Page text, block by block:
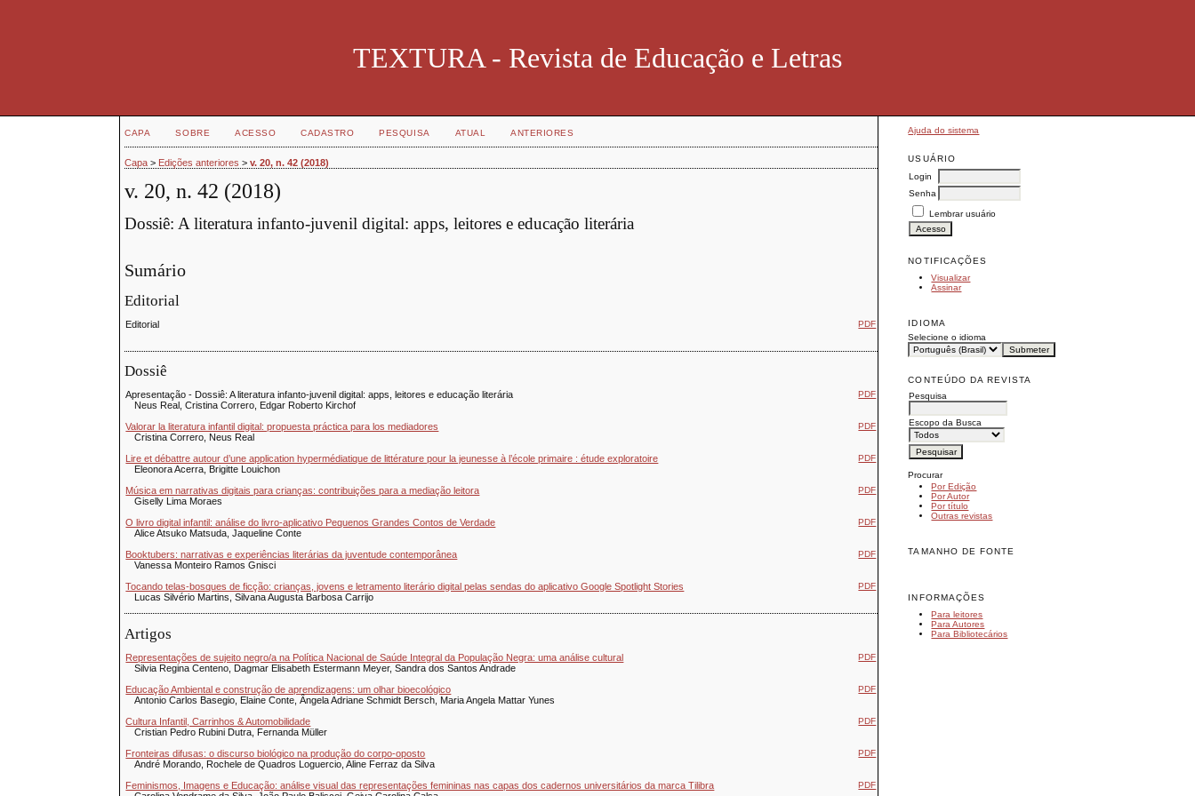
TEXTURA - Revista de Educação e Letras
Ajuda do sistema
USUÁRIO
Login
Senha
Lembrar usuário
NOTIFICAÇÕES
Visualizar
Assinar
IDIOMA
Selecione o idioma
CONTEÚDO DA REVISTA
Pesquisa
Escopo da Busca
Procurar
Por Edição
Por Autor
Por título
Outras revistas
TAMANHO DE FONTE
INFORMAÇÕES
Para leitores
Para Autores
Para Bibliotecários
CAPA SOBRE ACESSO CADASTRO PESQUISA ATUAL ANTERIORES
Capa > Edições anteriores >v. 20, n. 42 (2018)
v. 20, n. 42 (2018)
Dossiê: A literatura infanto-juvenil digital: apps, leitores e educação literária
Sumário
Editorial
Editorial PDF
Dossiê
Apresentação - Dossiê: A literatura infanto-juvenil digital: apps, leitores e educação literária
Neus Real, Cristina Correro, Edgar Roberto Kirchof
PDF
Valorar la literatura infantil digital: propuesta práctica para los mediadores
Cristina Correro, Neus Real
PDF
Lire et débattre autour d’une application hypermédiatique de littérature pour la jeunesse à l’école primaire : étude exploratoire
Eleonora Acerra, Brigitte Louichon
PDF
Música em narrativas digitais para crianças: contribuições para a mediação leitora
Giselly Lima Moraes
PDF
O livro digital infantil: análise do livro-aplicativo Pequenos Grandes Contos de Verdade
Alice Atsuko Matsuda, Jaqueline Conte
PDF
Booktubers: narrativas e experiências literárias da juventude contemporânea
Vanessa Monteiro Ramos Gnisci
PDF
Tocando telas-bosques de ficção: crianças, jovens e letramento literário digital pelas sendas do aplicativo Google Spotlight Stories
Lucas Silvério Martins, Silvana Augusta Barbosa Carrijo
PDF
Artigos
Representações de sujeito negro/a na Política Nacional de Saúde Integral da População Negra: uma análise cultural
Silvia Regina Centeno, Dagmar Elisabeth Estermann Meyer, Sandra dos Santos Andrade
PDF
Educação Ambiental e construção de aprendizagens: um olhar bioecológico
Antonio Carlos Basegio, Elaine Conte, Ângela Adriane Schmidt Bersch, Maria Angela Mattar Yunes
PDF
Cultura Infantil, Carrinhos & Automobilidade
Cristian Pedro Rubini Dutra, Fernanda Müller
PDF
Fronteiras difusas: o discurso biológico na produção do corpo-oposto
André Morando, Rochele de Quadros Loguercio, Aline Ferraz da Silva
PDF
Feminismos, Imagens e Educação: análise visual das representações femininas nas capas dos cadernos universitários da marca Tilibra
PDF